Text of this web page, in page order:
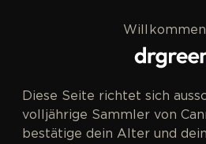
Diese Seite richtet sich
volljährige Sammler von
bestätige dein Alter und